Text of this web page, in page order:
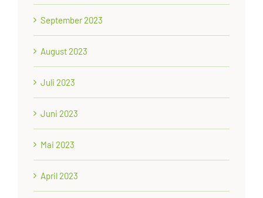
September 2023
August 2023
Juli 2023
Juni 2023
Mai 2023
April 2023